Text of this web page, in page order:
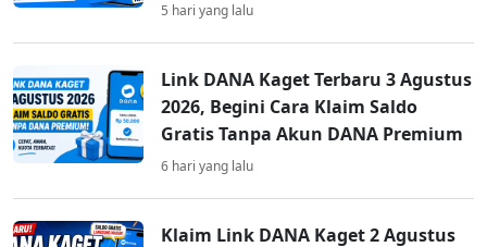
5 hari yang lalu
Link DANA Kaget Terbaru 3 Agustus
2026, Begini Cara Klaim Saldo
Gratis Tanpa Akun DANA Premium
6 hari yang lalu
Klaim Link DANA Kaget 2 Agustus